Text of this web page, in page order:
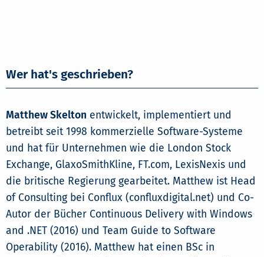
Wer hat's geschrieben?
Matthew Skelton entwickelt, implementiert und
betreibt seit 1998 kommerzielle Software-Systeme
und hat für Unternehmen wie die London Stock
Exchange, GlaxoSmithKline, FT.com, LexisNexis und
die britische Regierung gearbeitet. Matthew ist Head
of Consulting bei Conflux (confluxdigital.net) und Co-
Autor der Bücher Continuous Delivery with Windows
and .NET (2016) und Team Guide to Software
Operability (2016). Matthew hat einen BSc in